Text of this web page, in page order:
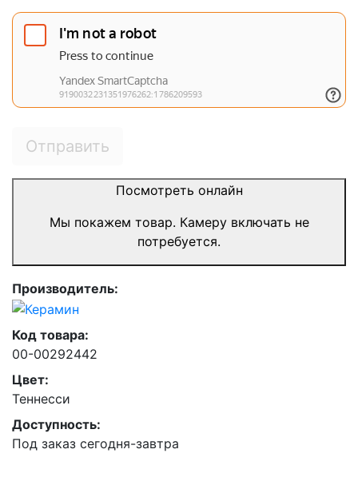
Отправить
Посмотреть онлайн
Мы покажем товар. Камеру включать не
потребуется.
Производитель:
Код товара:
00-00292442
Цвет:
Теннесси
Доступность:
Под заказ сегодня-завтра